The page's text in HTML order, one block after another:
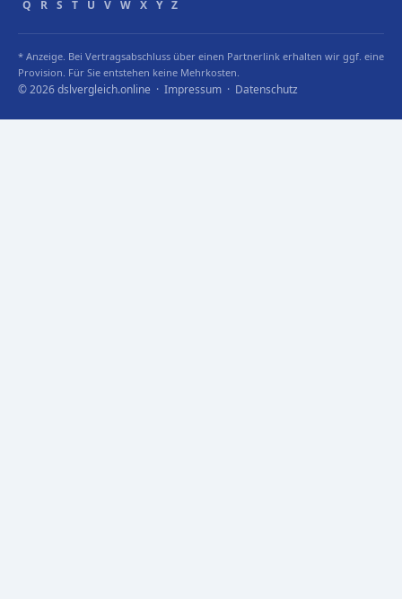
Q R S T U V W X Y Z
* Anzeige. Bei Vertragsabschluss über einen Partnerlink erhalten wir ggf. eine
Provision. Für Sie entstehen keine Mehrkosten.
© 2026 dslvergleich.online · Impressum · Datenschutz